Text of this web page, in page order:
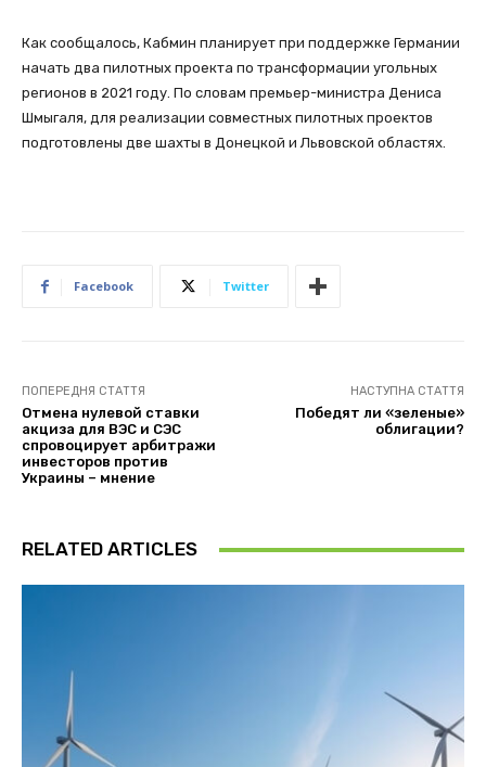
Как сообщалось, Кабмин планирует при поддержке Германии
начать два пилотных проекта по трансформации угольных
регионов в 2021 году. По словам премьер-министра Дениса
Шмыгаля, для реализации совместных пилотных проектов
подготовлены две шахты в Донецкой и Львовской областях.
Facebook Twitter
ПОПЕРЕДНЯ СТАТТЯ
Отмена нулевой ставки
акциза для ВЭС и СЭС
спровоцирует арбитражи
инвесторов против
Украины – мнение
НАСТУПНА СТАТТЯ
Победят ли «зеленые»
облигации?
RELATED ARTICLES